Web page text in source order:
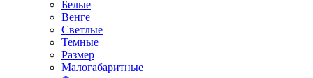
Белые
Венге
Светлые
Темные
Размер
Малогабаритные